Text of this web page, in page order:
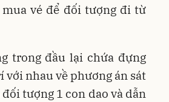
vé để đối tượng đi từ
trong đầu lại chứa đựng
với nhau về phương án sát
tượng 1 con dao và dẫn